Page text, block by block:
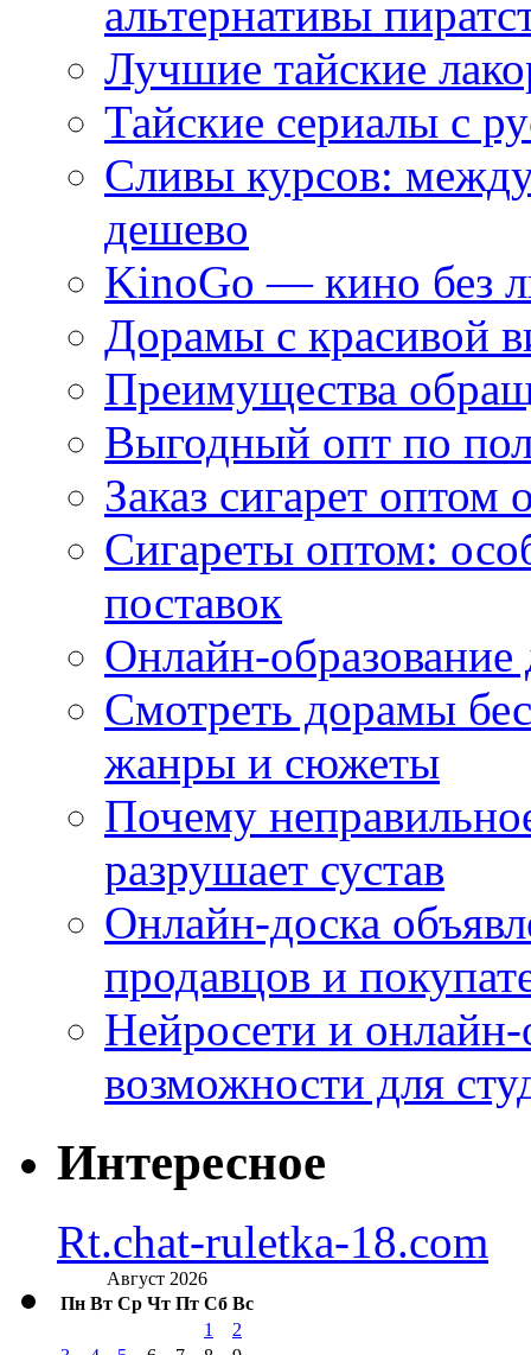
альтернативы
Лучшие тайские
Тайские сериалы с
Сливы курсов:
дешево
KinoGo — кино без
Дорамы с красивой
Преимущества
Выгодный опт по
Заказ сигарет оптом
Сигареты оптом:
поставок
Онлайн-
Смотреть дорамы
жанры и сюжеты
Почему
разрушает сустав
Онлайн-доска
продавцов и
Нейросети и
возможности для
Интересное
Rt.chat-ruletka-18.com
Август 2026
Пн Вт Ср Чт Пт Сб Вс
1
2